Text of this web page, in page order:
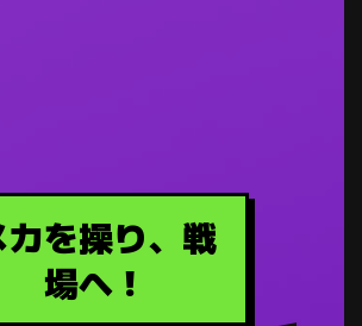
カを操り、戦
場へ！